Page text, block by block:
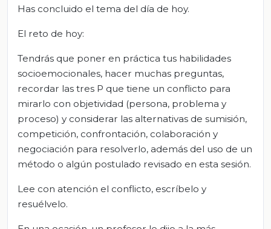
Has concluido el tema del día de hoy.
El reto de hoy:
Tendrás que poner en práctica tus habilidades
socioemocionales, hacer muchas preguntas,
recordar las tres P que tiene un conflicto para
mirarlo con objetividad (persona, problema y
proceso) y considerar las alternativas de sumisión,
competición, confrontación, colaboración y
negociación para resolverlo, además del uso de un
método o algún postulado revisado en esta sesión.
Lee con atención el conflicto, escríbelo y
resuélvelo.